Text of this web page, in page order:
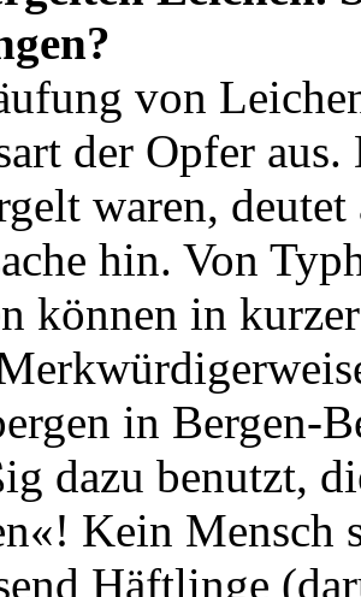
von
der Opfer
waren,
hin. Von
können in
in Bergen-
dazu benutzt,
Kein Mensch
Häftlinge